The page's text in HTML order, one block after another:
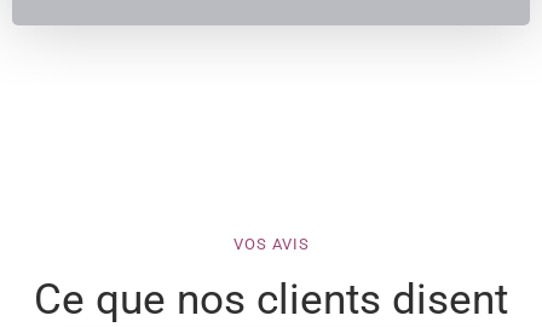
VOS AVIS
Ce que nos clients disent